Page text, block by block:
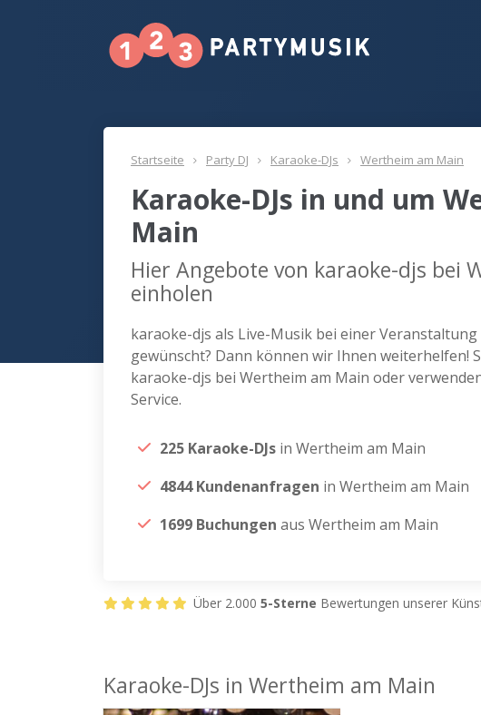
Startseite Party DJ Karaoke-DJs Wertheim am Main
Karaoke-DJs in und um
Main
Hier Angebote von karaoke-djs bei
einholen
karaoke-djs als Live-Musik bei einer
gewünscht? Dann können wir Ihnen weiterhelfen!
karaoke-djs bei Wertheim am Main oder
Service.
225 Karaoke-DJs in Wertheim am Main
4844 Kundenanfragen in Wertheim am Main
1699 Buchungen aus Wertheim am Main
Über 2.000 5-Sterne Bewertungen unserer
Karaoke-DJs in Wertheim am Main